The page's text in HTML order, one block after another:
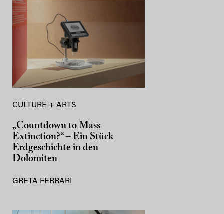
CULTURE + ARTS
„Countdown to Mass
Extinction?“ – Ein Stück
Erdgeschichte in den
Dolomiten
GRETA FERRARI